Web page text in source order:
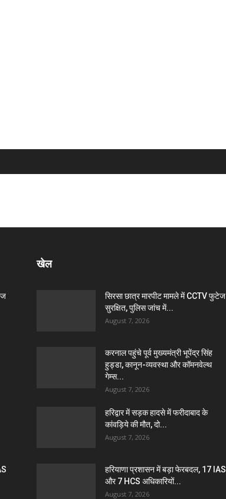
खेल
सिरसा छात्र मारपीट मामले में CCTV फुटेज
सुरक्षित, पुलिस जांच में...
August 7, 2026
करनाल पहुंचे पूर्व मुख्यमंत्री भूपेंद्र सिंह
हुड्डा, कानून-व्यवस्था और कॉमनवेल्थ
गेम्स...
August 7, 2026
हरिद्वार में सड़क हादसे में फरीदाबाद के
कांवड़िये की मौत, दो...
August 7, 2026
हरियाणा प्रशासन में बड़ा फेरबदल, 17 IAS
और 7 HCS अधिकारियों...
August 7, 2026